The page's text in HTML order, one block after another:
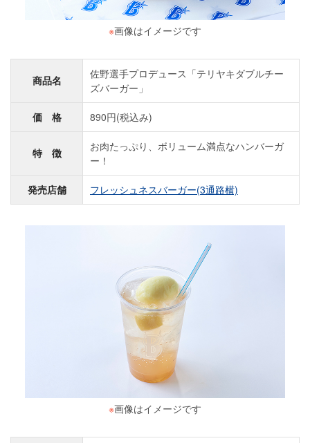
※画像はイメージです
商品名
佐野選手プロデュース「テリヤキダブルチー
ズバーガー」
価 格 890円(税込み)
特 徴
お肉たっぷり、ボリューム満点なハンバーガ
ー！
発売店舗 フレッシュネスバーガー(3通路横)
※画像はイメージです